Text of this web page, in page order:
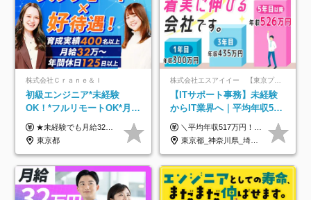
株式会社Ｃｒａｎｅ＆Ｉ
初級エンジニア*未経験
OK！*フルリモートOK*月給
32万～*残業月9.8h*1ヶ月の
研修*資格取得率100％
★未経験でも月給32万円スタート★ 月収32万円～35万円＋各種手当（資格手当だけで毎月15万の上乗せ実績あり！） ★資格手当豊富！1資格につき最大3万円支給 ★功績手当の導入で、毎月のお給与に上乗せで最大10万円支給している社員も！ ★1回の昇級で年収数十万UPも可 ★ゆくゆくは年収1000万以上も目指せる 年俸384万円～1,162万8,000円（12分割） ※経験・スキルを考慮の上決定します ※上記金額には固定残業代（月30h分・60,800円～66,500円）を含みます ※超過分は別途全額支給します ※試用期間2ヶ月間あり（その他待遇に差異はありません）
東京都
株式会社エスアイイー 【東京プロマーケット上場】
【ITサポート事務】未経験
からIT業界へ｜平均年収517
万円｜ホワイト企業認定｜
年休134日｜リモートOK
＼平均年収517万円！入社5年目まで毎年必ず昇給／ ■賞与年3回 ■年収800万円以上も可 ■入社3年以上の平均年収469.2万円 月給23万2000円以上＋賞与年3回＋各種手当 ☆入社5年目まで最大1万5000円の定期昇給を確約 ┃各種手当充実 ・規定の資格を取得すれば、2000円～5万円を毎月支給（2万4000円～60万円／年） ・研修中に取得した取得率95％の資格でも研修後の給料UP ※月給は年齢・経験・能力を考慮して、優遇いたします ※上記月給金額は固定残業代（20時間/3万1300円円以上）を含み、超過分は別途支給いたします ※試用期間（6ヶ月）は月給に変動はありますが、その他待遇に差異はありません ├入社後1ヶ月～3ヶ月間は、月給20万1900円となります └上記金額は固定残業代（10時間／1万6000円）を含み、超過分は別途支給いたします
東京都_神奈川県_埼玉県_千葉県_大阪府_愛知県_北海道_青森県_岩手県_宮城県_秋田県_山形県_福島県_茨城県_栃木県_群馬県_新潟県_山梨県_長野県_富山県_石川県_福井県_静岡県_岐阜県_三重県_兵庫県_京都府_滋賀県_奈良県_和歌山県_広島県_岡山県_鳥取県_島根県_山口県_徳島県_香川県_愛媛県_高知県_福岡県_熊本県_佐賀県_長崎県_大分県_宮崎県_鹿児島県_沖縄県